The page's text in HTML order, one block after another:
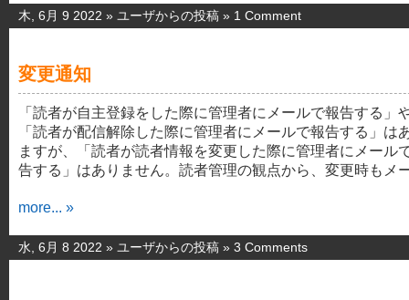
木, 6月 9 2022 » ユーザからの投稿 » 1 Comment
変更通知
「読者が自主登録をした際に管理者にメールで報告する」
「読者が配信解除した際に管理者にメールで報告する」は
ますが、「読者が読者情報を変更した際に管理者にメール
告する」はありません。読者管理の観点から、変更時もメ
more... »
水, 6月 8 2022 » ユーザからの投稿 » 3 Comments